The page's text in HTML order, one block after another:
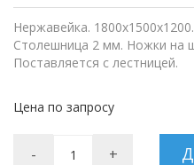
Нержавейка.
Столешница 2 мм. Ножки на
Поставляется с лестницей.
Цена по запросу
- +